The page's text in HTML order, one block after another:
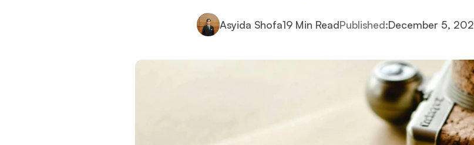
Asyida Shofa19 Min ReadPublished:December 5,